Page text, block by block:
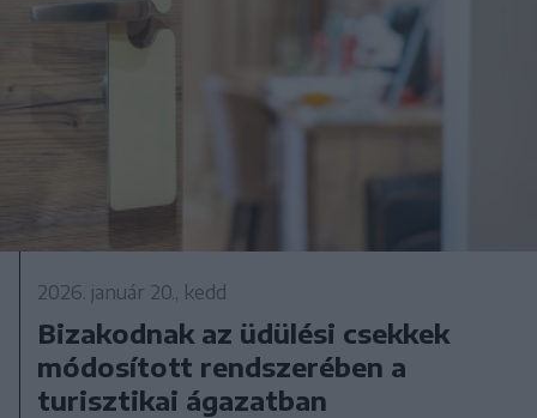
2026. január 20., kedd
Bizakodnak az üdülési csekkek
módosított rendszerében a
turisztikai ágazatban